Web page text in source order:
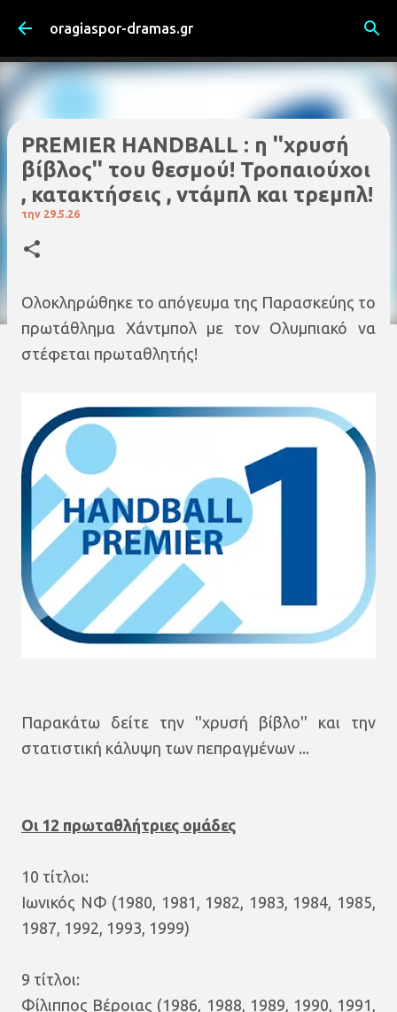
Μετάβαση στο κύριο περιεχόμενο
oragiaspor-dramas.gr
PREMIER HANDBALL : η ''χρυσή
βίβλος'' του θεσμού! Τροπαιούχοι
, κατακτήσεις , ντάμπλ και τρεμπλ!
την 29.5.26
Ολοκληρώθηκε το απόγευμα της Παρασκεύης το
πρωτάθλημα Χάντμπολ με τον Ολυμπιακό να
στέφεται πρωταθλητής!
Παρακάτω δείτε την ''χρυσή βίβλο'' και την
στατιστική κάλυψη των πεπραγμένων ...
Οι 12 πρωταθλήτριες ομάδες
10 τίτλοι:
Ιωνικός ΝΦ (1980, 1981, 1982, 1983, 1984, 1985,
1987, 1992, 1993, 1999)
9 τίτλοι:
Φίλιππος Βέροιας (1986, 1988, 1989, 1990, 1991,